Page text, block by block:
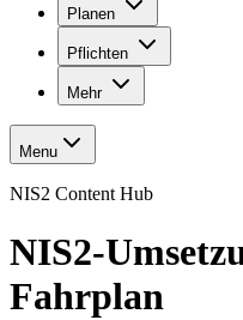
Planen
Pflichten
Mehr
Menu
NIS2 Content Hub
NIS2-
Fahrplan